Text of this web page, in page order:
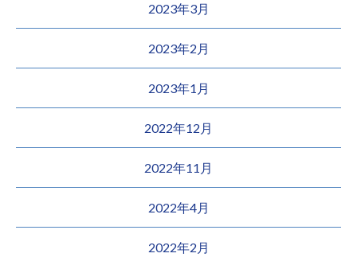
2023年3月
2023年2月
2023年1月
2022年12月
2022年11月
2022年4月
2022年2月